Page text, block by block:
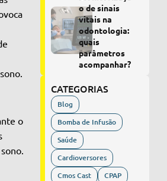
o
o de sinais
vitais na
odontologia:
quais
parâmetros
acompanhar?
CATEGORIAS
Blog
Bomba de Infusão
Saúde
Cardioversores
Cmos Cast
CPAP